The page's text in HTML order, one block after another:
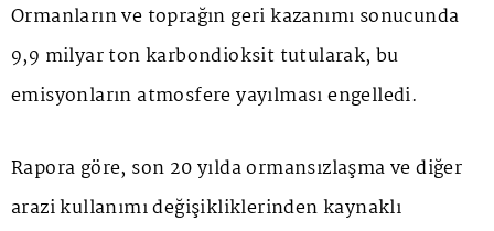
Ormanların ve toprağın geri kazanımı sonucunda
9,9 milyar ton karbondioksit tutularak, bu
emisyonların atmosfere yayılması engelledi.
Rapora göre, son 20 yılda ormansızlaşma ve diğer
arazi kullanımı değişikliklerinden kaynaklı